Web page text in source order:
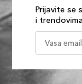
Prijavite se
i